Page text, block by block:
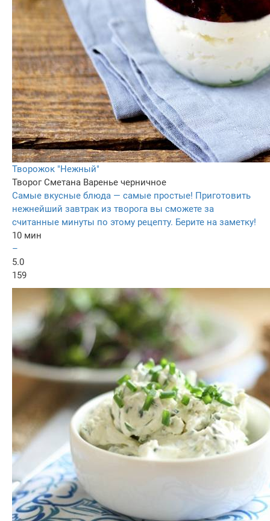
Творожок "Нежный"
Творог Сметанa Варенье черничное
Самые вкусные блюда — самые простые! Приготовить
нежнейший завтрак из творога вы сможете за
считанные минуты по этому рецепту. Берите на заметку!
10 мин
–
5.0
159